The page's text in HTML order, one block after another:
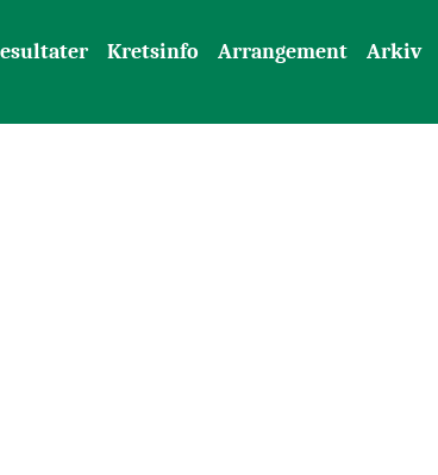
Kretsinfo Arrangement Arkiv